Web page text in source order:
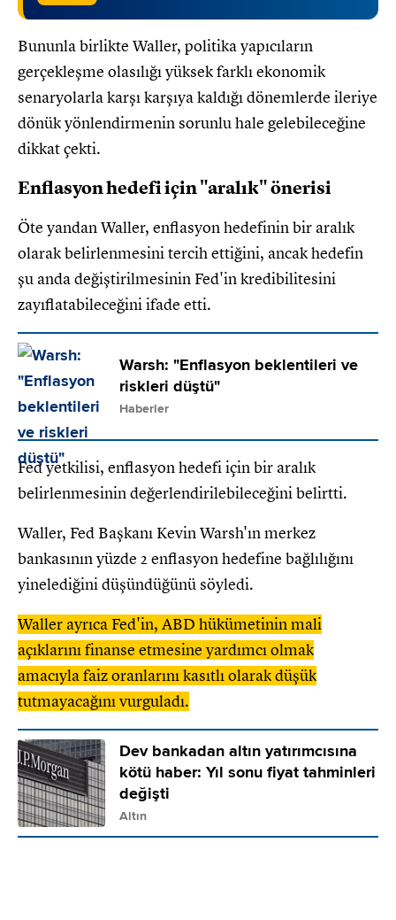
Bununla birlikte Waller, politika yapıcıların
gerçekleşme olasılığı yüksek farklı ekonomik
senaryolarla karşı karşıya kaldığı dönemlerde ileriye
dönük yönlendirmenin sorunlu hale gelebileceğine
dikkat çekti.
Enflasyon hedefi için "aralık" önerisi
Öte yandan Waller, enflasyon hedefinin bir aralık
olarak belirlenmesini tercih ettiğini, ancak hedefin
şu anda değiştirilmesinin Fed'in kredibilitesini
zayıflatabileceğini ifade etti.
Warsh: "Enflasyon beklentileri ve
riskleri düştü"
Haberler
Fed yetkilisi, enflasyon hedefi için bir aralık
belirlenmesinin değerlendirilebileceğini belirtti.
Waller, Fed Başkanı Kevin Warsh'ın merkez
bankasının yüzde 2 enflasyon hedefine bağlılığını
yinelediğini düşündüğünü söyledi.
Waller ayrıca Fed'in, ABD hükümetinin mali
açıklarını finanse etmesine yardımcı olmak
amacıyla faiz oranlarını kasıtlı olarak düşük
tutmayacağını vurguladı.
Dev bankadan altın yatırımcısına
kötü haber: Yıl sonu fiyat tahminleri
değişti
Altın